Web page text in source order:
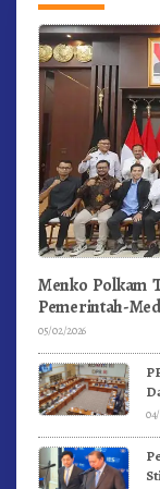
Menko Polkam
Pemerintah-
05/02/2026